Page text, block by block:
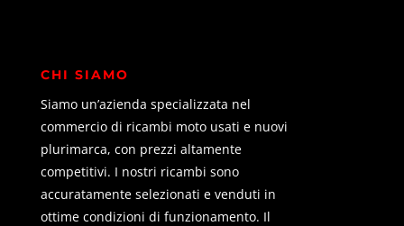
CHI SIAMO
Siamo un’azienda specializzata nel
commercio di ricambi moto usati e nuovi
plurimarca, con prezzi altamente
competitivi. I nostri ricambi sono
accuratamente selezionati e venduti in
ottime condizioni di funzionamento. Il